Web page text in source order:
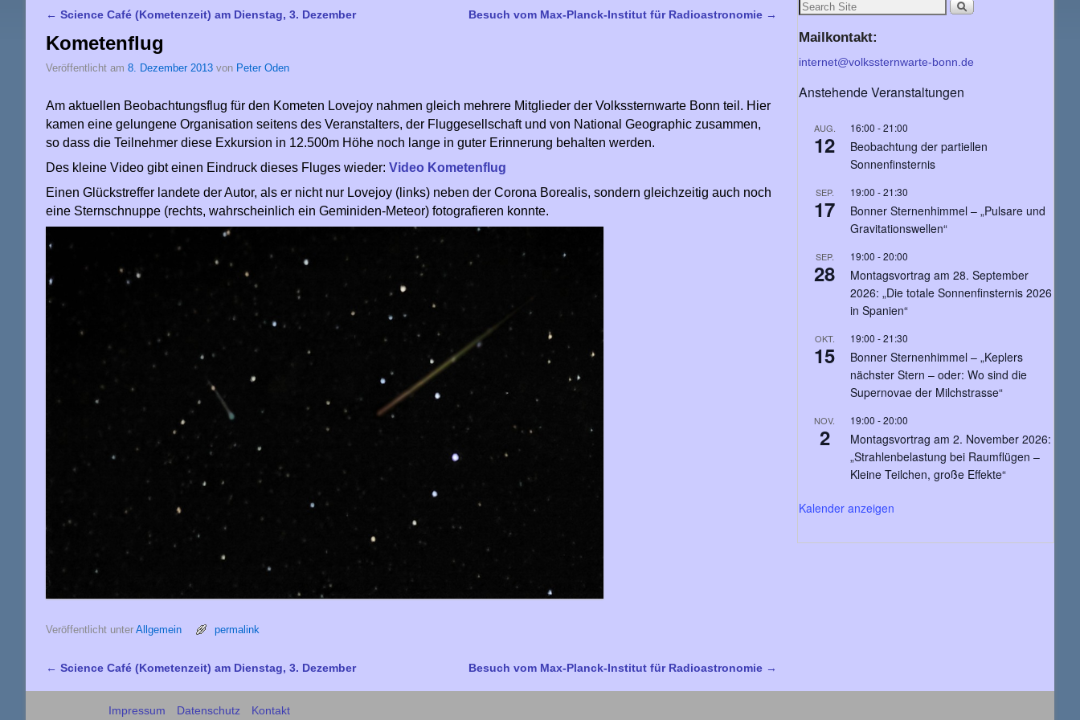
Artikelnavigation
← Science Café (Kometenzeit) am Dienstag, 3. Dezember Besuch vom Max-Planck-Institut für Radioastronomie →
Kometenflug
Veröffentlicht am 8. Dezember 2013 von Peter Oden
Am aktuellen Beobachtungsflug für den Kometen Lovejoy nahmen gleich mehrere Mitglieder der Volkssternwarte Bonn teil. Hier
kamen eine gelungene Organisation seitens des Veranstalters, der Fluggesellschaft und von National Geographic zusammen,
so dass die Teilnehmer diese Exkursion in 12.500m Höhe noch lange in guter Erinnerung behalten werden.
Des kleine Video gibt einen Eindruck dieses Fluges wieder: Video Kometenflug
Einen Glückstreffer landete der Autor, als er nicht nur Lovejoy (links) neben der Corona Borealis, sondern gleichzeitig auch noch
eine Sternschnuppe (rechts, wahrscheinlich ein Geminiden-Meteor) fotografieren konnte.
Veröffentlicht unter Allgemein permalink
Artikelnavigation
← Science Café (Kometenzeit) am Dienstag, 3. Dezember Besuch vom Max-Planck-Institut für Radioastronomie →
Mailkontakt:
internet@volkssternwarte-bonn.de
Anstehende Veranstaltungen
AUG.
12
16:00 -21:00
Beobachtung der partiellen
Sonnenfinsternis
SEP.
17
19:00 -21:30
Bonner Sternenhimmel – „Pulsare und
Gravitationswellen“
SEP.
28
19:00 -20:00
Montagsvortrag am 28. September
2026: „Die totale Sonnenfinsternis 2026
in Spanien“
OKT.
15
19:00 -21:30
Bonner Sternenhimmel – „Keplers
nächster Stern – oder: Wo sind die
Supernovae der Milchstrasse“
NOV.
2
19:00 -20:00
Montagsvortrag am 2. November 2026:
„Strahlenbelastung bei Raumflügen –
Kleine Teilchen, große Effekte“
Kalender anzeigen
Impressum Datenschutz Kontakt